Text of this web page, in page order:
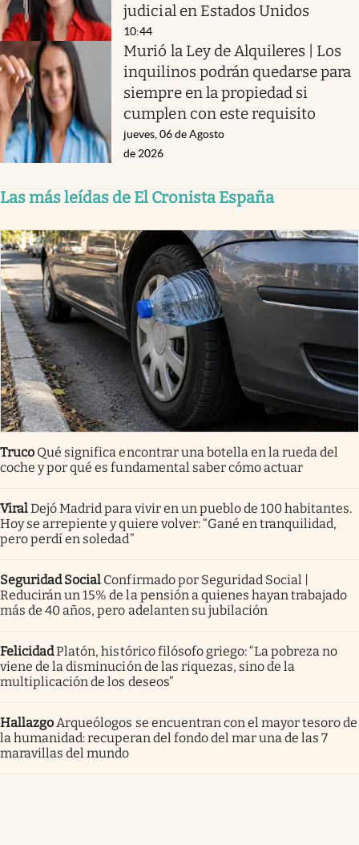
judicial en Estados Unidos
10:44
Murió la Ley de Alquileres | Los
inquilinos podrán quedarse para
siempre en la propiedad si
cumplen con este requisito
jueves, 06 de Agosto
de 2026
Las más leídas de El Cronista España
Truco Qué significa encontrar una botella en la rueda del
coche y por qué es fundamental saber cómo actuar
ViralDejó Madrid para vivir en un pueblo de 100 habitantes.
Hoy se arrepiente y quiere volver: “Gané en tranquilidad,
pero perdí en soledad”
Seguridad Social Confirmado por Seguridad Social |
Reducirán un 15% de la pensión a quienes hayan trabajado
más de 40 años, pero adelanten su jubilación
FelicidadPlatón, histórico filósofo griego: “La pobreza no
viene de la disminución de las riquezas, sino de la
multiplicación de los deseos”
Hallazgo Arqueólogos se encuentran con el mayor tesoro de
la humanidad: recuperan del fondo del mar una de las 7
maravillas del mundo